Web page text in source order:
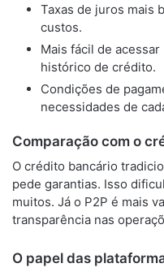
Taxas de juros mais
custos.
Mais fácil de
histórico de crédito.
Condições de
necessidades de
Comparação com o
O crédito bancário
pede garantias. Isso
muitos. Já o P2P é mais
transparência nas
O papel das